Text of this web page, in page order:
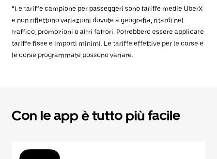
*Le tariffe campione per passeggeri sono tariffe medie UberX
e non riflettono variazioni dovute a geografia, ritardi nel
traffico, promozioni o altri fattori. Potrebbero essere applicate
tariffe fisse e importi minimi. Le tariffe effettive per le corse e
le corse programmate possono variare.
Con le app è tutto più facile